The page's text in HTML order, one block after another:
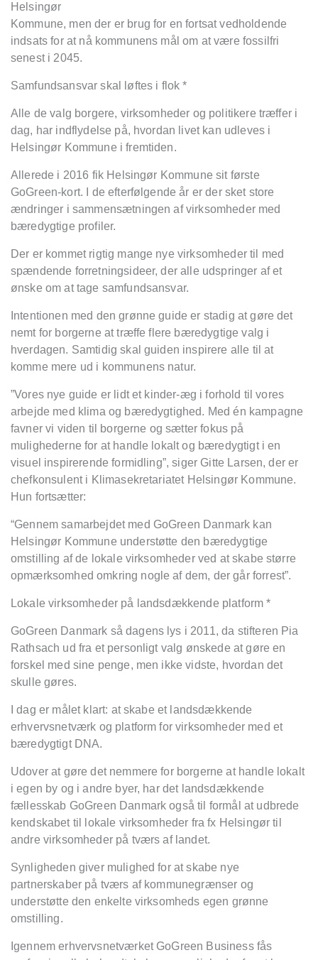
Helsingør
Kommune, men der er brug for en fortsat vedholdende
indsats for at nå kommunens mål om at være fossilfri
senest i 2045.
Samfundsansvar skal løftes i flok *
Alle de valg borgere, virksomheder og politikere træffer i
dag, har indflydelse på, hvordan livet kan udleves i
Helsingør Kommune i fremtiden.
Allerede i 2016 fik Helsingør Kommune sit første
GoGreen-kort. I de efterfølgende år er der sket store
ændringer i sammensætningen af virksomheder med
bæredygtige profiler.
Der er kommet rigtig mange nye virksomheder til med
spændende forretningsideer, der alle udspringer af et
ønske om at tage samfundsansvar.
Intentionen med den grønne guide er stadig at gøre det
nemt for borgerne at træffe flere bæredygtige valg i
hverdagen. Samtidig skal guiden inspirere alle til at
komme mere ud i kommunens natur.
”Vores nye guide er lidt et kinder-æg i forhold til vores
arbejde med klima og bæredygtighed. Med én kampagne
favner vi viden til borgerne og sætter fokus på
mulighederne for at handle lokalt og bæredygtigt i en
visuel inspirerende formidling”, siger Gitte Larsen, der er
chefkonsulent i Klimasekretariatet Helsingør Kommune.
Hun fortsætter:
“Gennem samarbejdet med GoGreen Danmark kan
Helsingør Kommune understøtte den bæredygtige
omstilling af de lokale virksomheder ved at skabe større
opmærksomhed omkring nogle af dem, der går forrest”.
Lokale virksomheder på landsdækkende platform *
GoGreen Danmark så dagens lys i 2011, da stifteren Pia
Rathsach ud fra et personligt valg ønskede at gøre en
forskel med sine penge, men ikke vidste, hvordan det
skulle gøres.
I dag er målet klart: at skabe et landsdækkende
erhvervsnetværk og platform for virksomheder med et
bæredygtigt DNA.
Udover at gøre det nemmere for borgerne at handle lokalt
i egen by og i andre byer, har det landsdækkende
fællesskab GoGreen Danmark også til formål at udbrede
kendskabet til lokale virksomheder fra fx Helsingør til
andre virksomheder på tværs af landet.
Synligheden giver mulighed for at skabe nye
partnerskaber på tværs af kommunegrænser og
understøtte den enkelte virksomheds egen grønne
omstilling.
Igennem erhvervsnetværket GoGreen Business fås